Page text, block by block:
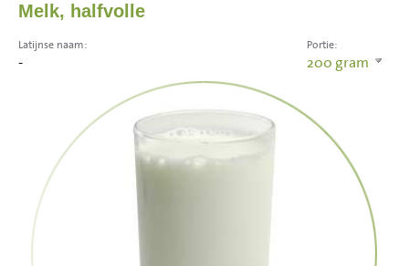
Melk, halfvolle
Portie:
200 gram
Latijnse naam:
-